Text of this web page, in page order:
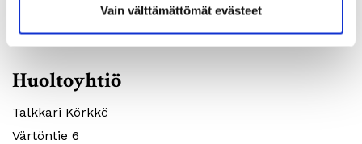
Vain välttämättömät evästeet
ASUNTOHAKEMUS
Huoltoyhtiö
Talkkari Körkkö
Värtöntie 6